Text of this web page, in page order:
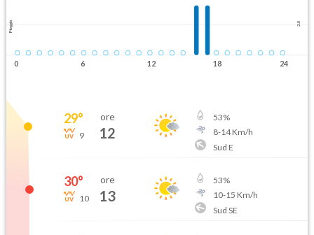
2.5
Pioggia
0 6 12 18 24
29°
9
ore
12
53%
8-14Km/h
Sud E
30°
10
ore
13
53%
10-15 Km/h
Sud SE